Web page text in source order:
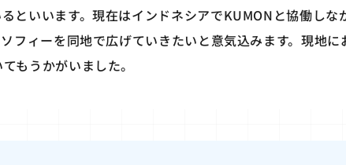
といいます。現在はインドネシアでKUMONと協働し
フィーを同地で広げていきたいと意気込みます。現地
もうかがいました。